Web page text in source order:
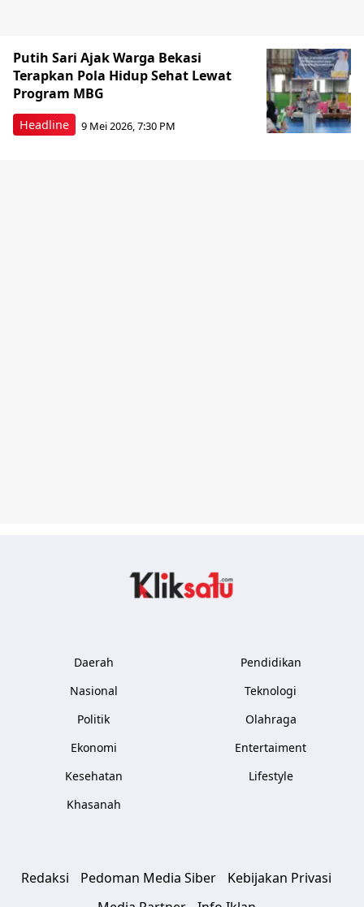
Headline
Putih Sari Ajak Warga Bekasi
Terapkan Pola Hidup Sehat Lewat
Program MBG
9 Mei 2026, 7:30 PM
Daerah
Nasional
Politik
Ekonomi
Kesehatan
Khasanah
Pendidikan
Teknologi
Olahraga
Entertaiment
Lifestyle
Redaksi Pedoman Media Siber
Kebijakan Privasi